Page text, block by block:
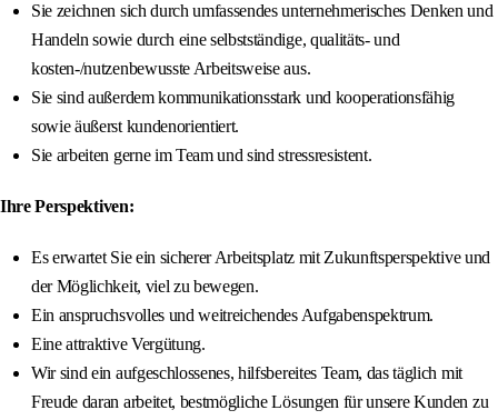
Sie zeichnen sich durch umfassendes unternehmerisches Denken und
Handeln sowie durch eine selbstständige, qualitäts- und
kosten-/nutzenbewusste Arbeitsweise aus.
Sie sind außerdem kommunikationsstark und kooperationsfähig
sowie äußerst kundenorientiert.
Sie arbeiten gerne im Team und sind stressresistent.
Ihre Perspektiven:
Es erwartet Sie ein sicherer Arbeitsplatz mit Zukunftsperspektive und
der Möglichkeit, viel zu bewegen.
Ein anspruchsvolles und weitreichendes Aufgabenspektrum.
Eine attraktive Vergütung.
Wir sind ein aufgeschlossenes, hilfsbereites Team, das täglich mit
Freude daran arbeitet, bestmögliche Lösungen für unsere Kunden zu